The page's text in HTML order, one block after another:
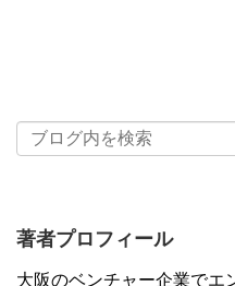
著者プロフィール
大阪のベンチャー企業でエ